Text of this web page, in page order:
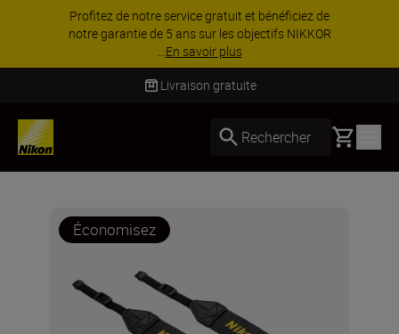
Profitez de notre service gratuit et bénéficiez de
notre garantie de 5 ans sur les objectifs NIKKOR
...En savoir plus
Livraison gratuite
Rechercher Basket
Économisez